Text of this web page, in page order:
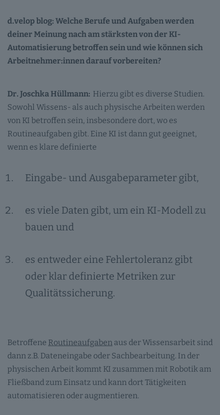
d.velop blog: Welche Berufe und Aufgaben werden
deiner Meinung nach am stärksten von der KI-
Automatisierung betroffen sein und wie können sich
Arbeitnehmer:innen darauf vorbereiten?
Dr. Joschka Hüllmann: Hierzu gibt es diverse Studien.
Sowohl Wissens- als auch physische Arbeiten werden
von KI betroffen sein, insbesondere dort, wo es
Routineaufgaben gibt. Eine KI ist dann gut geeignet,
wenn es klare definierte
Eingabe- und Ausgabeparameter gibt,
es viele Daten gibt, um ein KI-Modell zu
bauen und
es entweder eine Fehlertoleranz gibt
oder klar definierte Metriken zur
Qualitätssicherung.
Betroffene Routineaufgaben aus der Wissensarbeit sind
dann z.B. Dateneingabe oder Sachbearbeitung. In der
physischen Arbeit kommt KI zusammen mit Robotik am
Fließband zum Einsatz und kann dort Tätigkeiten
automatisieren oder augmentieren.